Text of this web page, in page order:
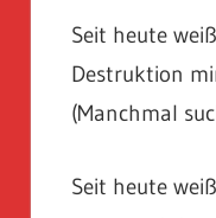
Seit heute
Destruktion
(Manchmal
Seit heute